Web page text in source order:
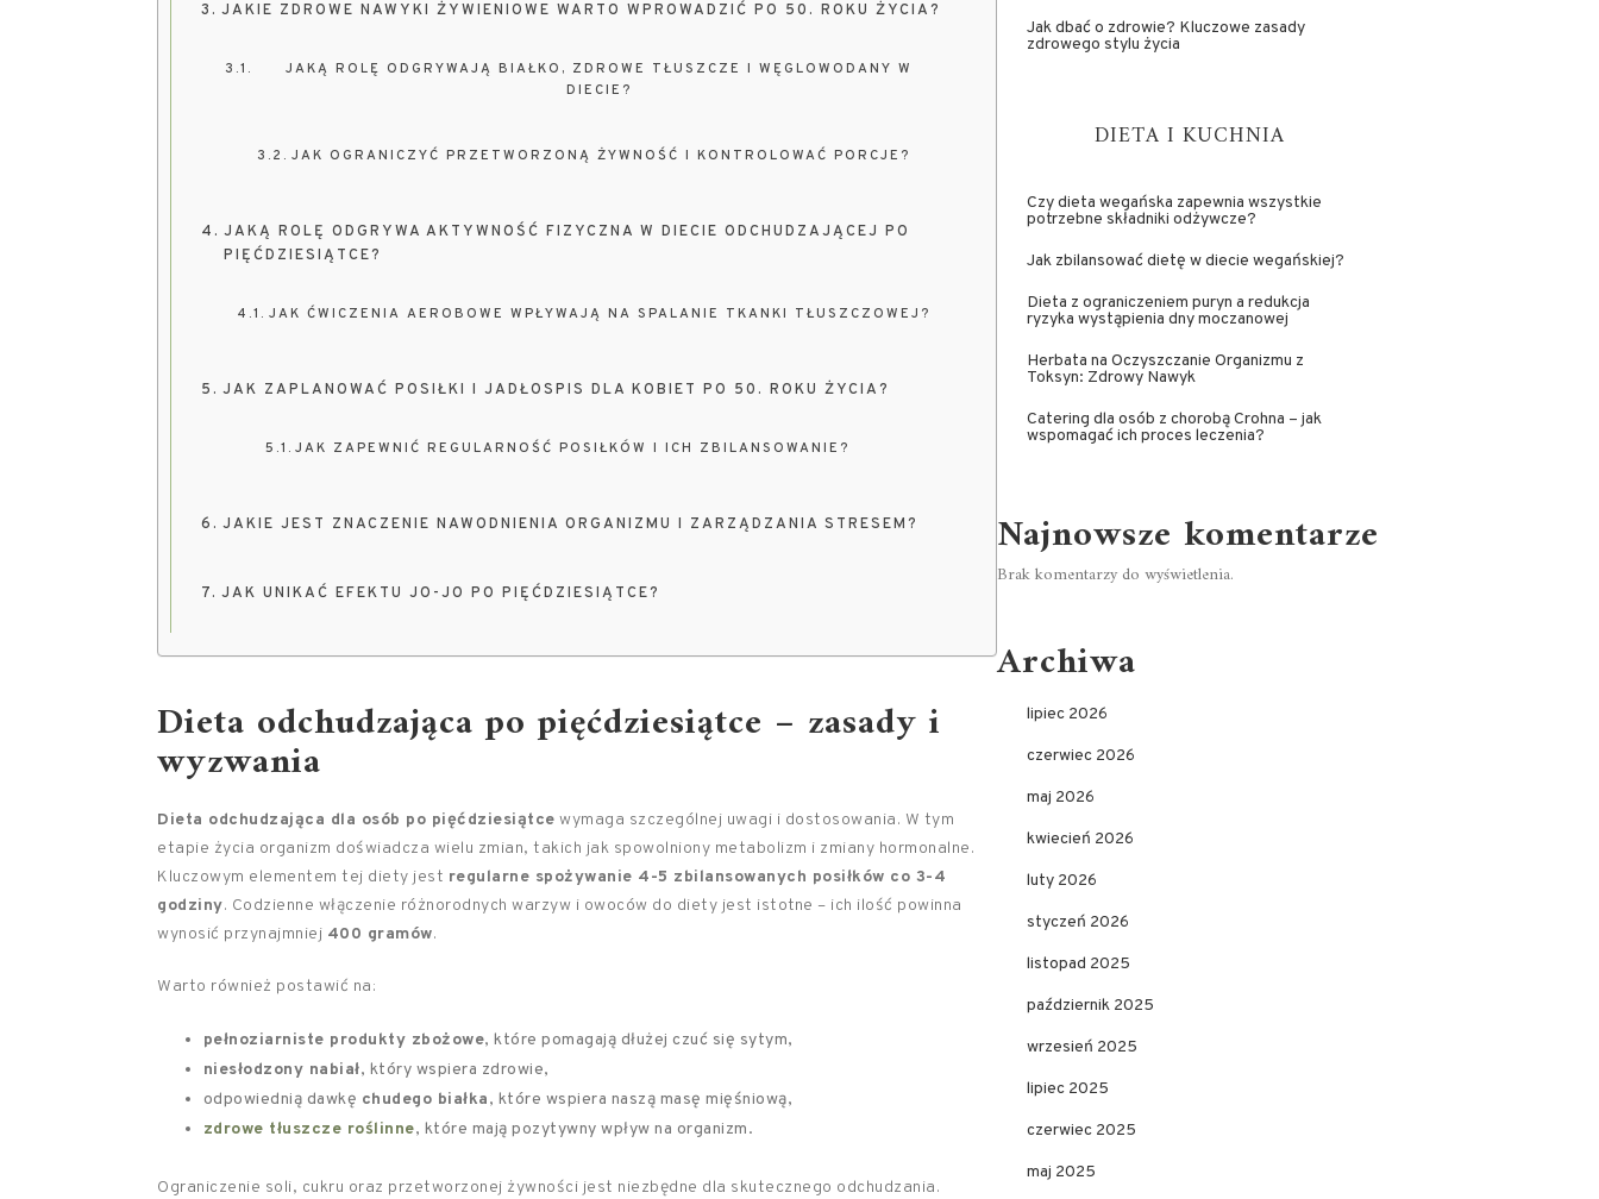
JAKIE ZDROWE NAWYKI ŻYWIENIOWE WARTO WPROWADZIĆ PO 50. ROKU ŻYCIA?
JAKĄ ROLĘ ODGRYWAJĄ BIAŁKO, ZDROWE TŁUSZCZE I WĘGLOWODANY W
DIECIE?
JAK OGRANICZYĆ PRZETWORZONĄ ŻYWNOŚĆ I KONTROLOWAĆ PORCJE?
JAKĄ ROLĘ ODGRYWA AKTYWNOŚĆ FIZYCZNA W DIECIE ODCHUDZAJĄCEJ PO
PIĘĆDZIESIĄTCE?
JAK ĆWICZENIA AEROBOWE WPŁYWAJĄ NA SPALANIE TKANKI TŁUSZCZOWEJ?
JAK ZAPLANOWAĆ POSIŁKI I JADŁOSPIS DLA KOBIET PO 50. ROKU ŻYCIA?
JAK ZAPEWNIĆ REGULARNOŚĆ POSIŁKÓW I ICH ZBILANSOWANIE?
JAKIE JEST ZNACZENIE NAWODNIENIA ORGANIZMU I ZARZĄDZANIA STRESEM?
JAK UNIKAĆ EFEKTU JO-JO PO PIĘĆDZIESIĄTCE?
Dieta odchudzająca po pięćdziesiątce – zasady i
wyzwania
Dieta odchudzająca dla osób po pięćdziesiątce wymaga szczególnej uwagi i dostosowania. W tym
etapie życia organizm doświadcza wielu zmian, takich jak spowolniony metabolizm i zmiany hormonalne.
Kluczowym elementem tej diety jest regularne spożywanie 4-5 zbilansowanych posiłków co 3-4
godziny. Codzienne włączenie różnorodnych warzyw i owoców do diety jest istotne – ich ilość powinna
wynosić przynajmniej 400 gramów.
Warto również postawić na:
pełnoziarniste produkty zbożowe, które pomagają dłużej czuć się sytym,
niesłodzony nabiał, który wspiera zdrowie,
odpowiednią dawkę chudego białka, które wspiera naszą masę mięśniową,
zdrowe tłuszcze roślinne, które mają pozytywny wpływ na organizm.
Ograniczenie soli, cukru oraz przetworzonej żywności jest niezbędne dla skutecznego odchudzania.
Jak dbać o zdrowie? Kluczowe zasady
zdrowego stylu życia
DIETA I KUCHNIA
Czy dieta wegańska zapewnia wszystkie
potrzebne składniki odżywcze?
Jak zbilansować dietę w diecie wegańskiej?
Dieta z ograniczeniem puryn a redukcja
ryzyka wystąpienia dny moczanowej
Herbata na Oczyszczanie Organizmu z
Toksyn: Zdrowy Nawyk
Catering dla osób z chorobą Crohna – jak
wspomagać ich proces leczenia?
Najnowsze komentarze
Brak komentarzy do wyświetlenia.
Archiwa
lipiec 2026
czerwiec 2026
maj 2026
kwiecień 2026
luty 2026
styczeń 2026
listopad 2025
październik 2025
wrzesień 2025
lipiec 2025
czerwiec 2025
maj 2025